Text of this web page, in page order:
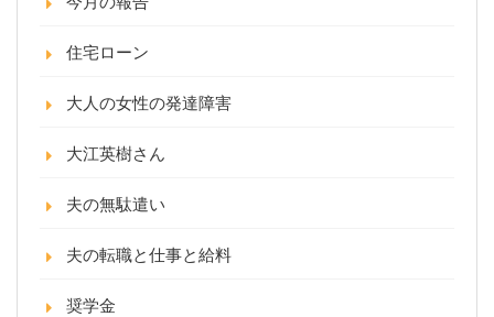
住宅ローン
大人の女性の発達障害
大江英樹さん
夫の無駄遣い
夫の転職と仕事と給料
奨学金